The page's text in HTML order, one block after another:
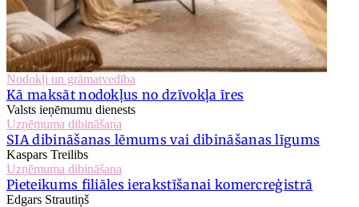
Nodokļi un grāmatvedība
Kā maksāt nodokļus no dzīvokļa īres
Valsts ieņēmumu dienests
Uzņēmuma dibināšana
SIA dibināšanas lēmums vai dibināšanas līgums
Kaspars Treilibs
Uzņēmuma dibināšana
Pieteikums filiāles ierakstīšanai komercreģistrā
Edgars Strautiņš